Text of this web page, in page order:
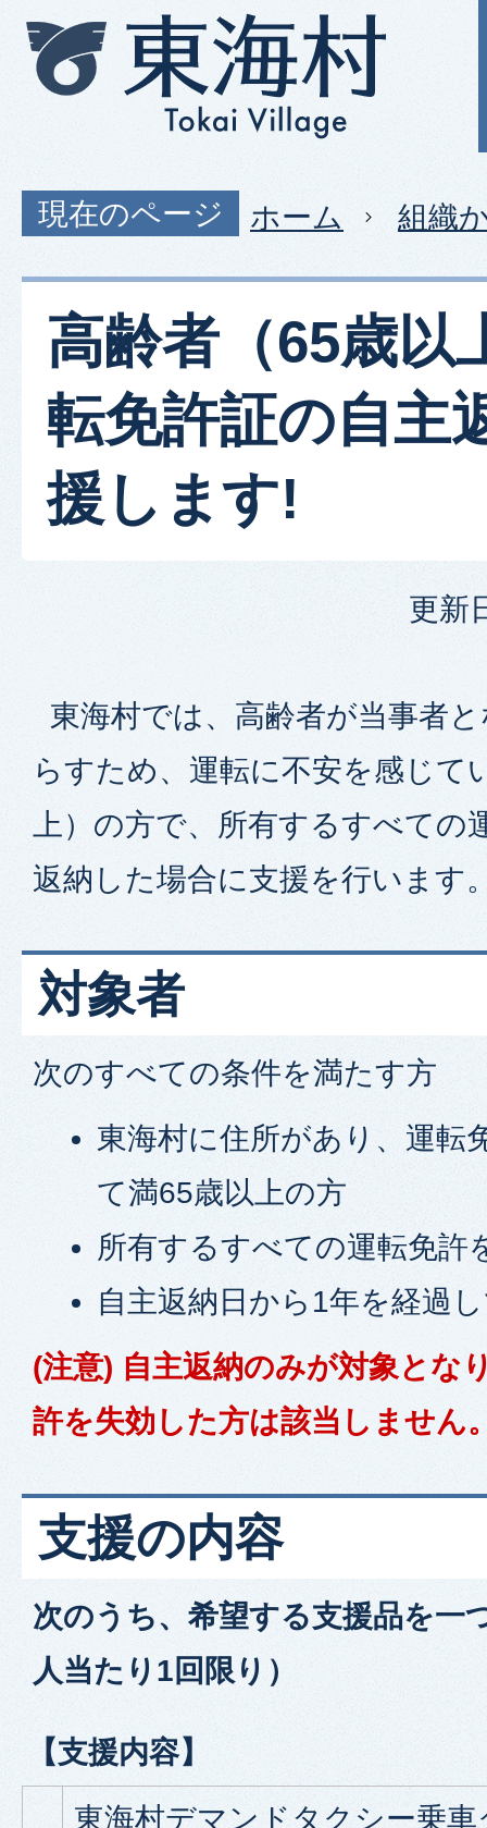
現在のページ ホーム 組織
高齢者（65歳以
転免許証の自主
援します!
更新
東海村では、高齢者が当事者
らすため、運転に不安を感じて
上）の方で、所有するすべての
返納した場合に支援を行います
対象者
次のすべての条件を満たす方
東海村に住所があり、運転
て満65歳以上の方
所有するすべての運転免許
自主返納日から1年を経過
(注意) 自主返納のみが対象とな
許を失効した方は該当しません
支援の内容
次のうち、希望する支援品を一
人当たり1回限り）
【支援内容】
東海村デマンドタクシー乗